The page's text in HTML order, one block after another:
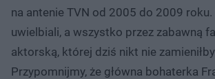
na antenie TVN od 2005 do 2009
uwielbiali, a wszystko przez zabawną
aktorską, której dziś nikt nie
Przypomnijmy, że główna bohaterka